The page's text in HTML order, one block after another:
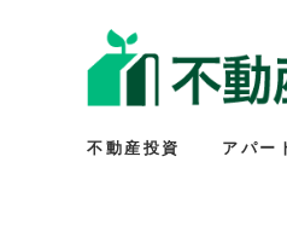
不動産投資 アパー